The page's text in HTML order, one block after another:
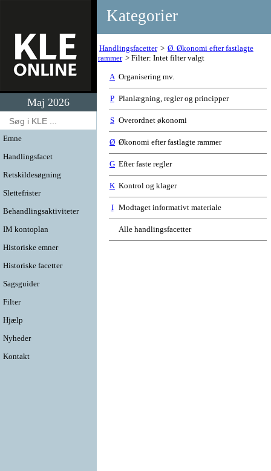
Maj 2026
Emne
Handlingsfacet
Retskildesøgning
Slettefrister
Behandlingsaktiviteter
IM kontoplan
Historiske emner
Historiske facetter
Sagsguider
Filter
Hjælp
Nyheder
Kontakt
Kategorier
Handlingsfacetter
Ø. Økonomi efter fastlagte
rammer
Filter: Intet filter valgt
A Organisering mv.
P Planlægning, regler og principper
S Overordnet økonomi
Ø Økonomi efter fastlagte rammer
G Efter faste regler
K Kontrol og klager
I Modtaget informativt materiale
Alle handlingsfacetter